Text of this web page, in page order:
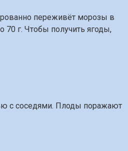
переживёт морозы в
70 г. Чтобы получить ягоды,
с соседями. Плоды поражают